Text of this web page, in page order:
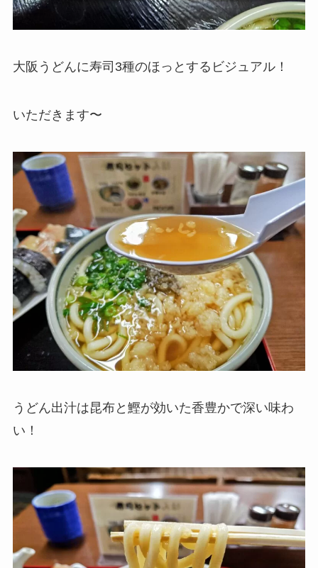
大阪うどんに寿司3種のほっとするビジュアル！
いただきます〜
うどん出汁は昆布と鰹が効いた香豊かで深い味わ
い！